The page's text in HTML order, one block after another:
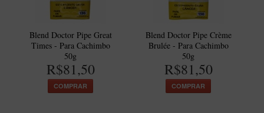
Blend Doctor Pipe Great
Times - Para Cachimbo
50g
R$81,50
COMPRAR
Blend Doctor Pipe Crème
Brulée - Para Cachimbo
50g
R$81,50
COMPRAR